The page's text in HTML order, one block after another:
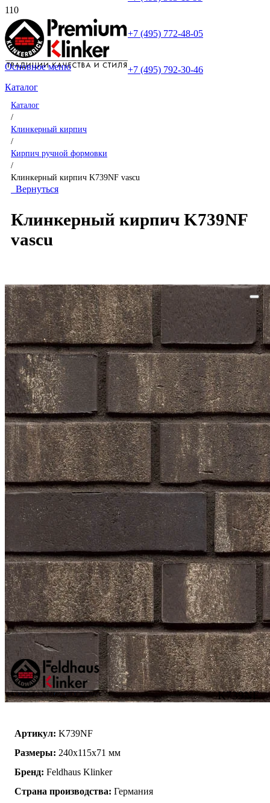
+7 (495) 772-48-05
+7 (495) 792-30-46
Основное меню
Каталог
Каталог
/
Клинкерный кирпич
/
Кирпич ручной формовки
/
Клинкерный кирпич K739NF vascu
Вернуться
Клинкерный кирпич K739NF
vascu
K739NF
Артикул: K739NF
Размеры: 240х115х71 мм
Бренд: Feldhaus Klinker
Страна производства: Германия